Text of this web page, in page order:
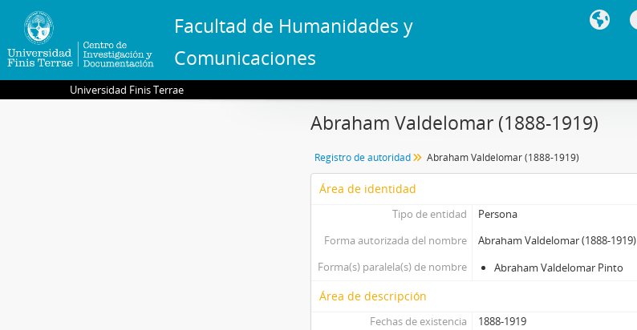
Facultad de Humanidades y
Comunicaciones
Universidad Finis Terrae
Abraham Valdelomar (1888-1919)
Registro de autoridad Abraham Valdelomar (1888-1919)
Área de identidad
Tipo de entidad
Persona
Forma autorizada del nombre
Abraham Valdelomar (1888-1919)
Forma(s) paralela(s) de nombre
Abraham Valdelomar Pinto
Área de descripción
Fechas de existencia
1888-1919